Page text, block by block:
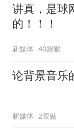
讲真，是球
的！！！
新媒体 40跟贴
论背景音乐
新媒体 2跟贴